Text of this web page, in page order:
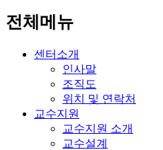
전체메뉴
센터소개
인사말
조직도
위치 및 연락처
교수지원
교수지원 소개
교수설계